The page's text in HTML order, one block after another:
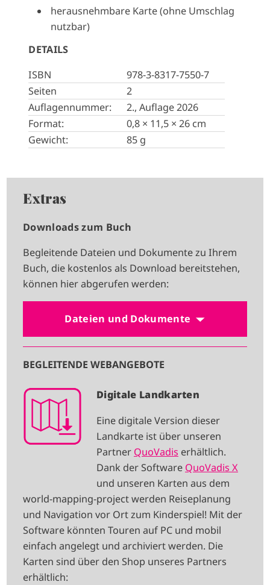
herausnehmbare Karte (ohne Umschlag
nutzbar)
DETAILS
ISBN
978-3-8317-7550-7
Seiten
2
Auflagennummer:
2., Auflage 2026
Format:
0,8 × 11,5 × 26 cm
Gewicht:
85 g
Extras
Downloads zum Buch
Begleitende Dateien und Dokumente zu Ihrem
Buch, die kostenlos als Download bereitstehen,
können hier abgerufen werden:
Dateien und Dokumente
BEGLEITENDE WEBANGEBOTE
I
G
Digitale Landkarten
Eine digitale Version dieser
Landkarte ist über unseren
Partner QuoVadis erhältlich.
Dank der Software QuoVadis X
und unseren Karten aus dem
world-mapping-project werden Reiseplanung
und Navigation vor Ort zum Kinderspiel! Mit der
Software könnten Touren auf PC und mobil
einfach angelegt und archiviert werden. Die
Karten sind über den Shop unseres Partners
erhältlich: